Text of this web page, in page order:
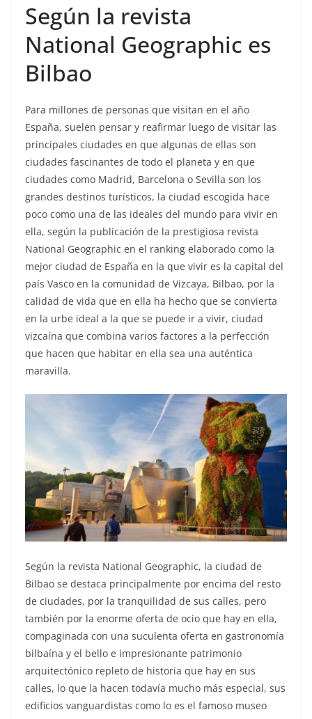
Según la revista
National Geographic es
Bilbao
Para millones de personas que visitan en el año
España, suelen pensar y reafirmar luego de visitar las
principales ciudades en que algunas de ellas son
ciudades fascinantes de todo el planeta y en que
ciudades como Madrid, Barcelona o Sevilla son los
grandes destinos turísticos, la ciudad escogida hace
poco como una de las ideales del mundo para vivir en
ella, según la publicación de la prestigiosa revista
National Geographic en el ranking elaborado como la
mejor ciudad de España en la que vivir es la capital del
país Vasco en la comunidad de Vizcaya, Bilbao, por la
calidad de vida que en ella ha hecho que se convierta
en la urbe ideal a la que se puede ir a vivir, ciudad
vizcaína que combina varios factores a la perfección
que hacen que habitar en ella sea una auténtica
maravilla.
Según la revista National Geographic, la ciudad de
Bilbao se destaca principalmente por encima del resto
de ciudades, por la tranquilidad de sus calles, pero
también por la enorme oferta de ocio que hay en ella,
compaginada con una suculenta oferta en gastronomía
bilbaína y el bello e impresionante patrimonio
arquitectónico repleto de historia que hay en sus
calles, lo que la hacen todavía mucho más especial, sus
edificios vanguardistas como lo es el famoso museo